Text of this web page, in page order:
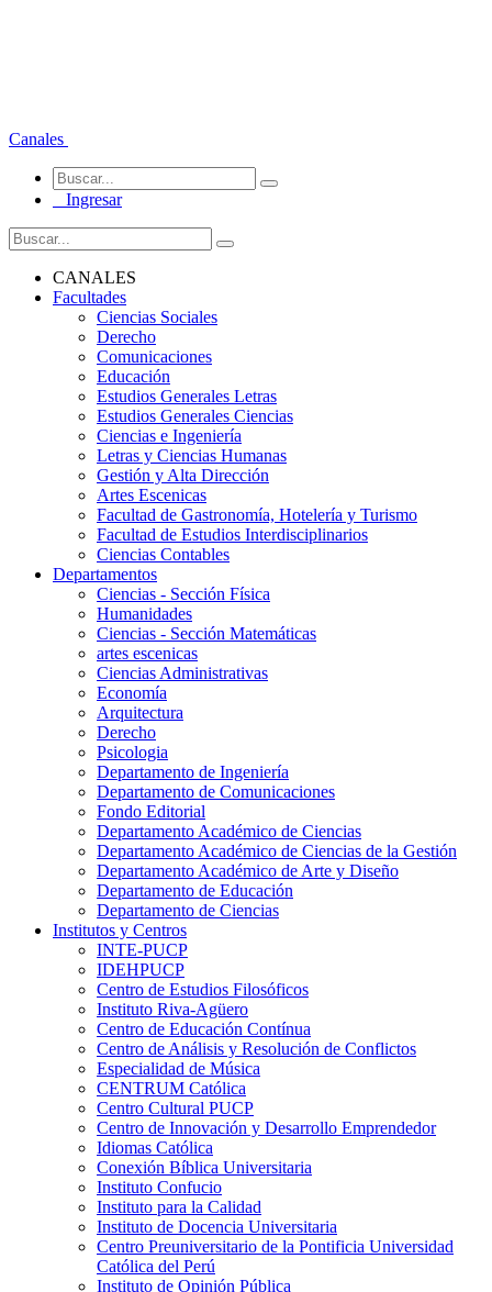
Canales
Ingresar
CANALES
Facultades
Ciencias Sociales
Derecho
Comunicaciones
Educación
Estudios Generales Letras
Estudios Generales Ciencias
Ciencias e Ingeniería
Letras y Ciencias Humanas
Gestión y Alta Dirección
Artes Escenicas
Facultad de Gastronomía, Hotelería y Turismo
Facultad de Estudios Interdisciplinarios
Ciencias Contables
Departamentos
Ciencias - Sección Física
Humanidades
Ciencias - Sección Matemáticas
artes escenicas
Ciencias Administrativas
Economía
Arquitectura
Derecho
Psicologia
Departamento de Ingeniería
Departamento de Comunicaciones
Fondo Editorial
Departamento Académico de Ciencias
Departamento Académico de Ciencias de la Gestión
Departamento Académico de Arte y Diseño
Departamento de Educación
Departamento de Ciencias
Institutos y Centros
INTE-PUCP
IDEHPUCP
Centro de Estudios Filosóficos
Instituto Riva-Agüero
Centro de Educación Contínua
Centro de Análisis y Resolución de Conflictos
Especialidad de Música
CENTRUM Católica
Centro Cultural PUCP
Centro de Innovación y Desarrollo Emprendedor
Idiomas Católica
Conexión Bíblica Universitaria
Instituto Confucio
Instituto para la Calidad
Instituto de Docencia Universitaria
Centro Preuniversitario de la Pontificia Universidad
Católica del Perú
Instituto de Opinión Pública